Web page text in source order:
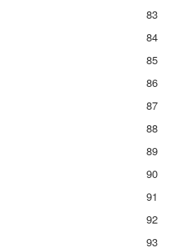
83
84
85
86
87
88
89
90
91
92
93